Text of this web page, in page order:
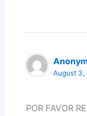
August 3,
POR FAVOR